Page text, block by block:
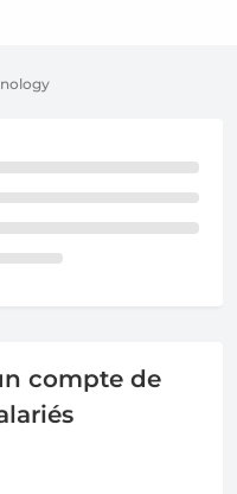
compte de